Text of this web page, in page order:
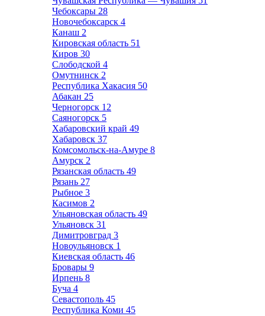
Чебоксары 28
Новочебоксарск 4
Канаш 2
Кировская область 51
Киров 30
Слободской 4
Омутнинск 2
Республика Хакасия 50
Абакан 25
Черногорск 12
Саяногорск 5
Хабаровский край 49
Хабаровск 37
Комсомольск-на-Амуре 8
Амурск 2
Рязанская область 49
Рязань 27
Рыбное 3
Касимов 2
Ульяновская область 49
Ульяновск 31
Димитровград 3
Новоульяновск 1
Киевская область 46
Бровары 9
Ирпень 8
Буча 4
Севастополь 45
Республика Коми 45